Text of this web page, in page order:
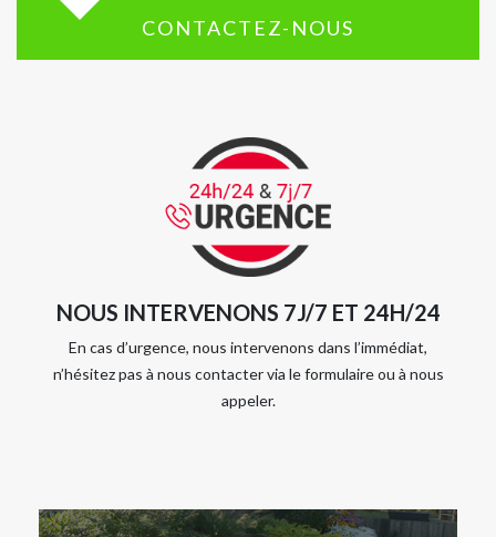
CONTACTEZ-NOUS
NOUS INTERVENONS 7J/7 ET 24H/24
En cas d’urgence, nous intervenons dans l’immédiat,
n’hésitez pas à nous contacter via le formulaire ou à nous
appeler.